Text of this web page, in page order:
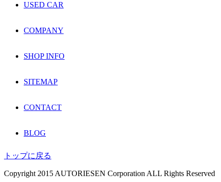
USED CAR
COMPANY
SHOP INFO
SITEMAP
CONTACT
BLOG
トップに戻る
Copyright 2015 AUTORIESEN Corporation ALL Rights Reserved